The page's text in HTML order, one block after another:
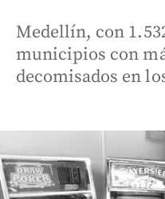
Medellín, con
municipios con
decomisados en